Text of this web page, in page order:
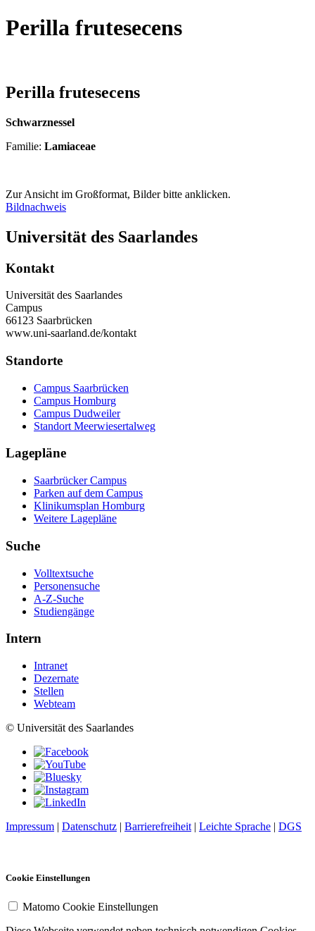
Perilla frutesecens
Perilla frutesecens
Schwarznessel
Familie: Lamiaceae
Zur Ansicht im Großformat, Bilder bitte anklicken.
Bildnachweis
Universität des Saarlandes
Kontakt
Universität des Saarlandes
Campus
66123 Saarbrücken
www.uni-saarland.de/kontakt
Standorte
Campus Saarbrücken
Campus Homburg
Campus Dudweiler
Standort Meerwiesertalweg
Lagepläne
Saarbrücker Campus
Parken auf dem Campus
Klinikumsplan Homburg
Weitere Lagepläne
Suche
Volltextsuche
Personensuche
A-Z-Suche
Studiengänge
Intern
Intranet
Dezernate
Stellen
Webteam
© Universität des Saarlandes
Impressum | Datenschutz | Barrierefreiheit | Leichte Sprache | DGS
Cookie Einstellungen
Matomo Cookie Einstellungen